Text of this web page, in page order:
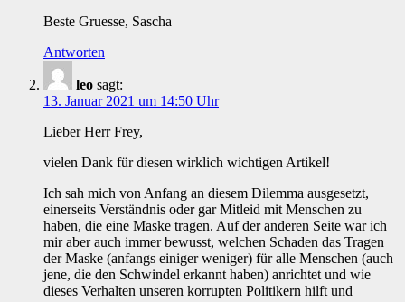
Beste Gruesse, Sascha
Antworten
leo sagt:
13. Januar 2021 um 14:50 Uhr
Lieber Herr Frey,
vielen Dank für diesen wirklich wichtigen Artikel!
Ich sah mich von Anfang an diesem Dilemma ausgesetzt,
einerseits Verständnis oder gar Mitleid mit Menschen zu
haben, die eine Maske tragen. Auf der anderen Seite war ich
mir aber auch immer bewusst, welchen Schaden das Tragen
der Maske (anfangs einiger weniger) für alle Menschen (auch
jene, die den Schwindel erkannt haben) anrichtet und wie
dieses Verhalten unseren korrupten Politikern hilft und